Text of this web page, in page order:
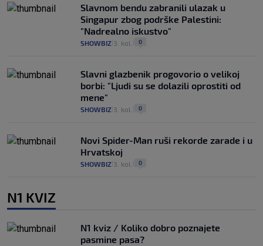
Slavnom bendu zabranili ulazak u
Singapur zbog podrške Palestini:
"Nadrealno iskustvo"
SHOWBIZ 3. kol. 0
Slavni glazbenik progovorio o velikoj
borbi: "Ljudi su se dolazili oprostiti od
mene"
SHOWBIZ 3. kol. 0
Novi Spider-Man ruši rekorde zarade i u
Hrvatskoj
SHOWBIZ 3. kol. 0
N1 KVIZ
N1 kviz / Koliko dobro poznajete
pasmine pasa?